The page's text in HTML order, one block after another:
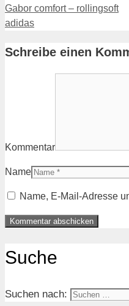
Gabor comfort – rollingsoft
adidas
Schreibe einen
Kommentar
Name
Name, E-Mail-Adresse
Suche
Suchen nach: